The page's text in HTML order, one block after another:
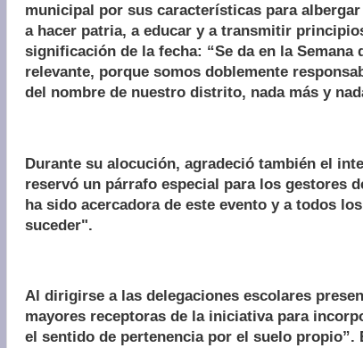
municipal por sus características para
a hacer patria, a educar y a transmitir
significación de la fecha: “Se da en la Semana
relevante, porque somos doblemente
del nombre de nuestro distrito, nada más y
Durante su alocución, agradeció también el
reservó un párrafo especial para los gestores
ha sido acercadora de este evento y a todos
suceder".
Al dirigirse a las delegaciones escolares
mayores receptoras de la iniciativa para
el sentido de pertenencia por el suelo propio”.